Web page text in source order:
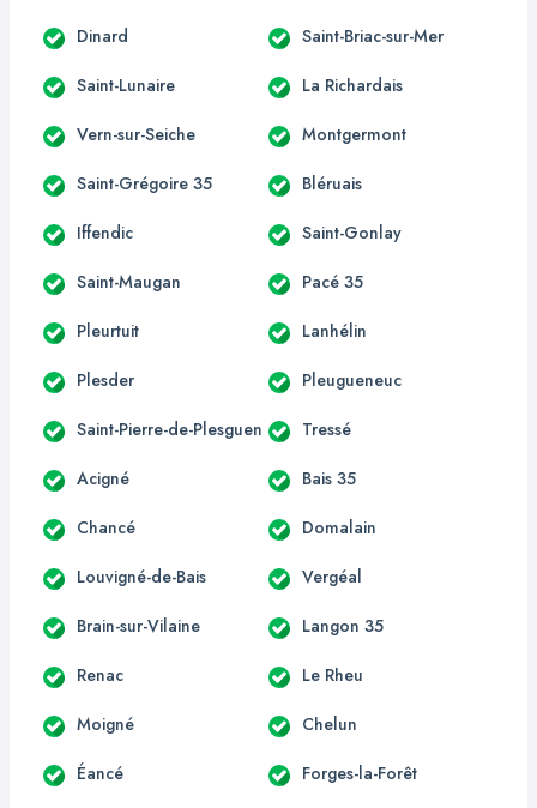
Dinard Saint-Briac-sur-Mer
Saint-Lunaire La Richardais
Vern-sur-Seiche Montgermont
Saint-Grégoire 35 Bléruais
Iffendic Saint-Gonlay
Saint-Maugan Pacé 35
Pleurtuit Lanhélin
Plesder Pleugueneuc
Saint-Pierre-de-Plesguen Tressé
Acigné Bais 35
Chancé Domalain
Louvigné-de-Bais Vergéal
Brain-sur-Vilaine Langon 35
Renac Le Rheu
Moigné Chelun
Éancé Forges-la-Forêt